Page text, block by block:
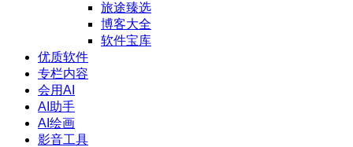
旅途臻选
博客大全
软件宝库
优质软件
专栏内容
会用AI
AI助手
AI绘画
影音工具